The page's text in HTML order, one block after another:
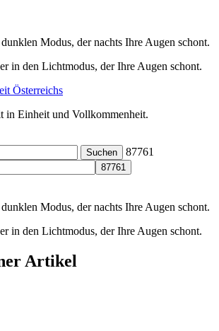
Modus, der nachts Ihre Augen schont.
in den Lichtmodus, der Ihre Augen schont.
Österreichs
in Einheit und Vollkommenheit.
Suchen 87761
Modus, der nachts Ihre Augen schont.
in den Lichtmodus, der Ihre Augen schont.
Artikel